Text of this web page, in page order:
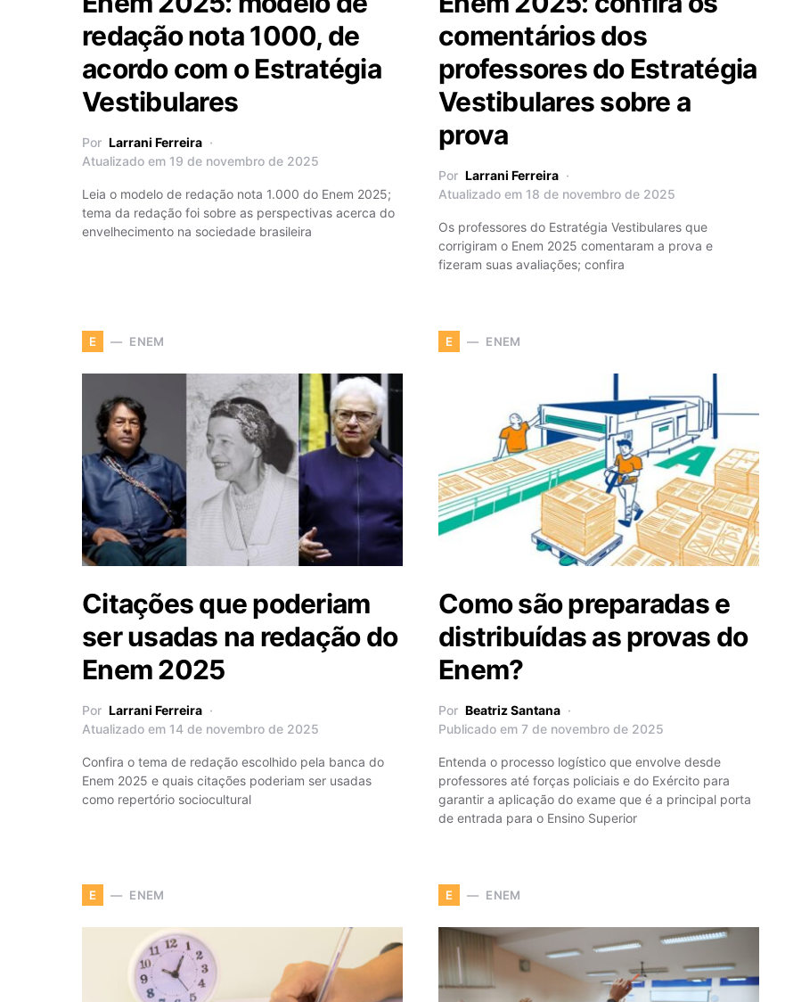
redação nota 1000, de
acordo com o Estratégia
Vestibulares
Por Larrani Ferreira
Atualizado em 19 de novembro de 2025
Leia o modelo de redação nota 1.000 do Enem 2025;
tema da redação foi sobre as perspectivas acerca do
envelhecimento na sociedade brasileira
comentários dos
professores do Estratégia
Vestibulares sobre a
prova
Por Larrani Ferreira
Atualizado em 18 de novembro de 2025
Os professores do Estratégia Vestibulares que
corrigiram o Enem 2025 comentaram a prova e
fizeram suas avaliações; confira
E ENEM
Citações que poderiam
ser usadas na redação do
Enem 2025
Por Larrani Ferreira
Atualizado em 14 de novembro de 2025
Confira o tema de redação escolhido pela banca do
Enem 2025 e quais citações poderiam ser usadas
como repertório sociocultural
E ENEM
Como são preparadas e
distribuídas as provas do
Enem?
Por Beatriz Santana
Publicado em 7 de novembro de 2025
Entenda o processo logístico que envolve desde
professores até forças policiais e do Exército para
garantir a aplicação do exame que é a principal porta
de entrada para o Ensino Superior
E ENEM E ENEM